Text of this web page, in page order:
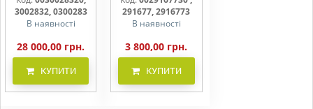
3002832, 0300283
В наявності
28 000,00 грн.
КУПИТИ
(фільтр AdBlue)
291677, 2916773
В наявності
3 800,00 грн.
КУПИТИ